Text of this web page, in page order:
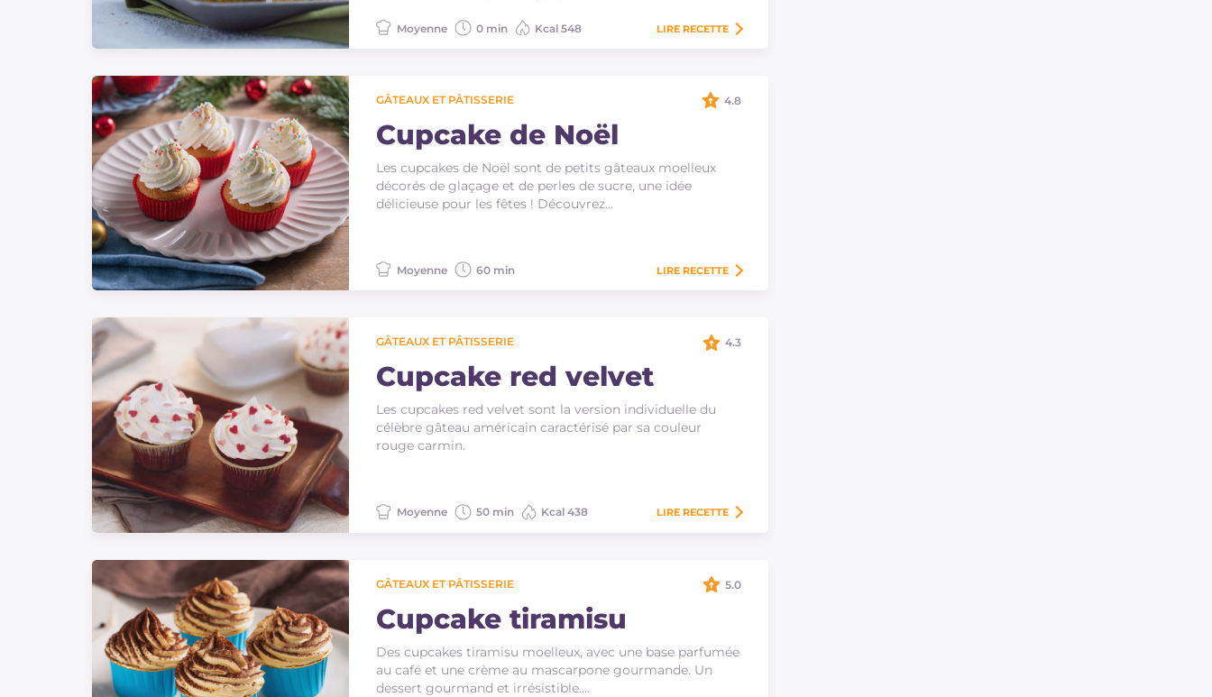
Moyenne 0 min Kcal 548 LIRE RECETTE
GÂTEAUX ET PÂTISSERIE
Cupcake de Noël
Les cupcakes de Noël sont de petits gâteaux moelleux
décorés de glaçage et de perles de sucre, une idée
délicieuse pour les fêtes ! Découvrez…
4.8
Moyenne 60 min LIRE RECETTE
GÂTEAUX ET PÂTISSERIE
Cupcake red velvet
Les cupcakes red velvet sont la version individuelle du
célèbre gâteau américain caractérisé par sa couleur
rouge carmin.
4.3
Moyenne 50 min Kcal 438 LIRE RECETTE
GÂTEAUX ET PÂTISSERIE
Cupcake tiramisu
Des cupcakes tiramisu moelleux, avec une base parfumée
au café et une crème au mascarpone gourmande. Un
dessert gourmand et irrésistible.…
5.0